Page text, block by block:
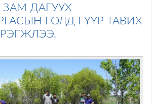
ДАГУУХ
ГОЛД ГҮҮР ТАВИХ